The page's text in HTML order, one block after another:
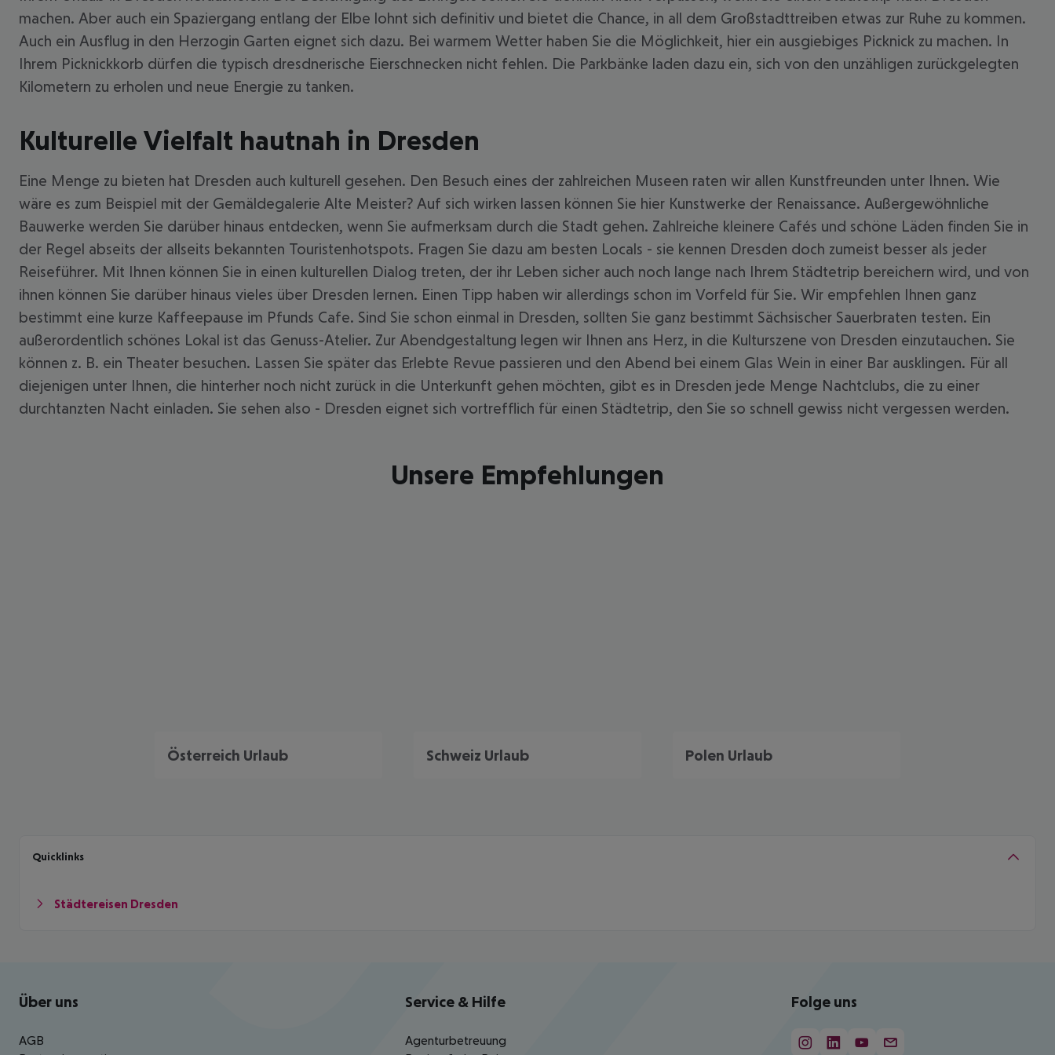
machen. Aber auch ein Spaziergang entlang der Elbe lohnt sich definitiv und bietet die Chance, in all dem Großstadttreiben etwas zur Ruhe zu kommen.
Auch ein Ausflug in den Herzogin Garten eignet sich dazu. Bei warmem Wetter haben Sie die Möglichkeit, hier ein ausgiebiges Picknick zu machen. In
Ihrem Picknickkorb dürfen die typisch dresdnerische Eierschnecken nicht fehlen. Die Parkbänke laden dazu ein, sich von den unzähligen zurückgelegten
Kilometern zu erholen und neue Energie zu tanken.
Kulturelle Vielfalt hautnah in Dresden
Eine Menge zu bieten hat Dresden auch kulturell gesehen. Den Besuch eines der zahlreichen Museen raten wir allen Kunstfreunden unter Ihnen. Wie
wäre es zum Beispiel mit der Gemäldegalerie Alte Meister? Auf sich wirken lassen können Sie hier Kunstwerke der Renaissance. Außergewöhnliche
Bauwerke werden Sie darüber hinaus entdecken, wenn Sie aufmerksam durch die Stadt gehen. Zahlreiche kleinere Cafés und schöne Läden finden Sie in
der Regel abseits der allseits bekannten Touristenhotspots. Fragen Sie dazu am besten Locals - sie kennen Dresden doch zumeist besser als jeder
Reiseführer. Mit Ihnen können Sie in einen kulturellen Dialog treten, der ihr Leben sicher auch noch lange nach Ihrem Städtetrip bereichern wird, und von
ihnen können Sie darüber hinaus vieles über Dresden lernen. Einen Tipp haben wir allerdings schon im Vorfeld für Sie. Wir empfehlen Ihnen ganz
bestimmt eine kurze Kaffeepause im Pfunds Cafe. Sind Sie schon einmal in Dresden, sollten Sie ganz bestimmt Sächsischer Sauerbraten testen. Ein
außerordentlich schönes Lokal ist das Genuss-Atelier. Zur Abendgestaltung legen wir Ihnen ans Herz, in die Kulturszene von Dresden einzutauchen. Sie
können z. B. ein Theater besuchen. Lassen Sie später das Erlebte Revue passieren und den Abend bei einem Glas Wein in einer Bar ausklingen. Für all
diejenigen unter Ihnen, die hinterher noch nicht zurück in die Unterkunft gehen möchten, gibt es in Dresden jede Menge Nachtclubs, die zu einer
durchtanzten Nacht einladen. Sie sehen also - Dresden eignet sich vortrefflich für einen Städtetrip, den Sie so schnell gewiss nicht vergessen werden.
Unsere Empfehlungen
Österreich Urlaub Schweiz Urlaub Polen Urlaub
Quicklinks
Städtereisen Dresden
Footer navigation
Über uns
AGB
Service & Hilfe
Agenturbetreuung
Folge uns